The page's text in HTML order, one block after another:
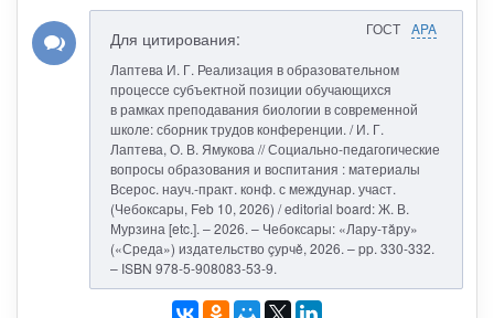
ГОСТ APA
Для цитирования:
Лаптева И. Г. Реализация в образовательном
процессе субъектной позиции обучающихся
в рамках преподавания биологии в современной
школе: сборник трудов конференции. / И. Г.
Лаптева, О. В. Ямукова // Социально-педагогические
вопросы образования и воспитания : материалы
Всерос. науч.-практ. конф. с междунар. участ.
(Чебоксары, Feb 10, 2026) / editorial board: Ж. В.
Мурзина [etc.]. – 2026. – Чебоксары: «Лару-тăру»
(«Среда») издательство çурчě, 2026. – pp. 330-332.
– ISBN 978-5-908083-53-9.